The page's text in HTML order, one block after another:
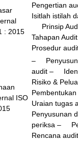
: 2015
Pengertian
Isitlah istilah
Prinsip
Tahapan Audit
Prosedur
ISO
–
audit –
Risiko &
Pembentukan
Uraian tugas
Penyusunan
periksa –
Rencana audit